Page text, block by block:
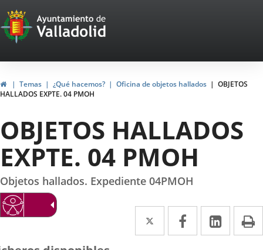
Portal
Web
del
Ayuntamiento
de
Valladolid
InicioTemas ¿Qué hacemos? Oficina de objetos hallados
OBJETOS
HALLADOS EXPTE. 04 PMOH
OBJETOS HALLADOS
EXPTE. 04 PMOH
Objetos hallados. Expediente 04PMOH
Twitter
Enlace
a
Facebook
Enlace
a
Enlace
a